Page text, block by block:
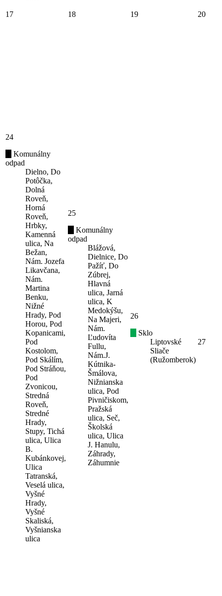
17 18 19 20
24
Komunálny
odpad
Dielno, Do
Potôčka,
Dolná
Roveň,
Horná
Roveň,
Hrbky,
Kamenná
ulica, Na
Bežan,
Nám. Jozefa
Likavčana,
Nám.
Martina
Benku,
Nižné
Hrady, Pod
Horou, Pod
Kopanicami,
Pod
Kostolom,
Pod Skálím,
Pod Stráňou,
Pod
Zvonicou,
Stredná
Roveň,
Stredné
Hrady,
Stupy, Tichá
ulica, Ulica
B.
Kubánkovej,
Ulica
Tatranská,
Veselá ulica,
Vyšné
Hrady,
Vyšné
Skaliská,
Vyšnianska
ulica
25
Komunálny
odpad
Blážová,
Dielnice, Do
Pažíť, Do
Zúbrej,
Hlavná
ulica, Jarná
ulica, K
Medokýšu,
Na Majeri,
Nám.
Ľudovíta
Fullu,
Nám.J.
Kútnika-
Šmálova,
Nižnianska
ulica, Pod
Pivničiskom,
Pražská
ulica, Seč,
Školská
ulica, Ulica
J. Hanulu,
Záhrady,
Záhumnie
26
Sklo
Liptovské
Sliače
(Ružomberok)
27